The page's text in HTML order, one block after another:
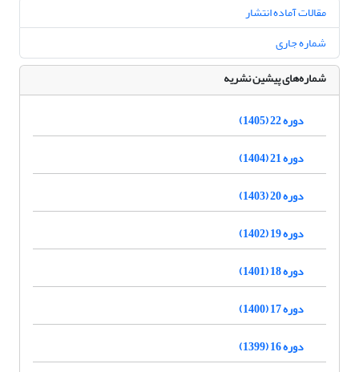
مقالات آماده انتشار
شماره جاری
شماره‌های پیشین نشریه
دوره 22 (1405)
دوره 21 (1404)
دوره 20 (1403)
دوره 19 (1402)
دوره 18 (1401)
دوره 17 (1400)
دوره 16 (1399)